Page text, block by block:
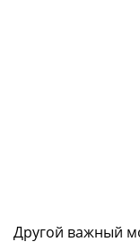
Другой важный